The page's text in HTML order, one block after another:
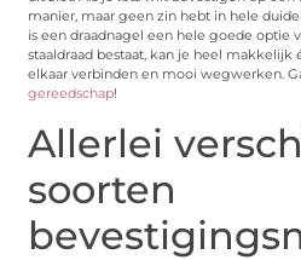
manier, maar geen zin hebt in hele
is een draadnagel een hele goede optie
staaldraad bestaat, kan je heel
elkaar verbinden en mooi wegwerken.
gereedschap!
Allerlei
soorten